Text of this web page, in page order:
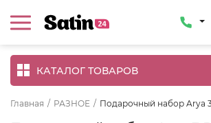
КАТАЛОГ ТОВАРОВ
Главная / РАЗНОЕ / Подарочный набор Arya